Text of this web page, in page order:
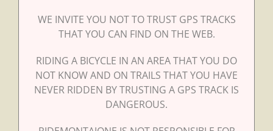
WE INVITE YOU NOT TO TRUST GPS TRACKS
THAT YOU CAN FIND ON THE WEB.
RIDING A BICYCLE IN AN AREA THAT YOU DO
NOT KNOW AND ON TRAILS THAT YOU HAVE
NEVER RIDDEN BY TRUSTING A GPS TRACK IS
DANGEROUS.